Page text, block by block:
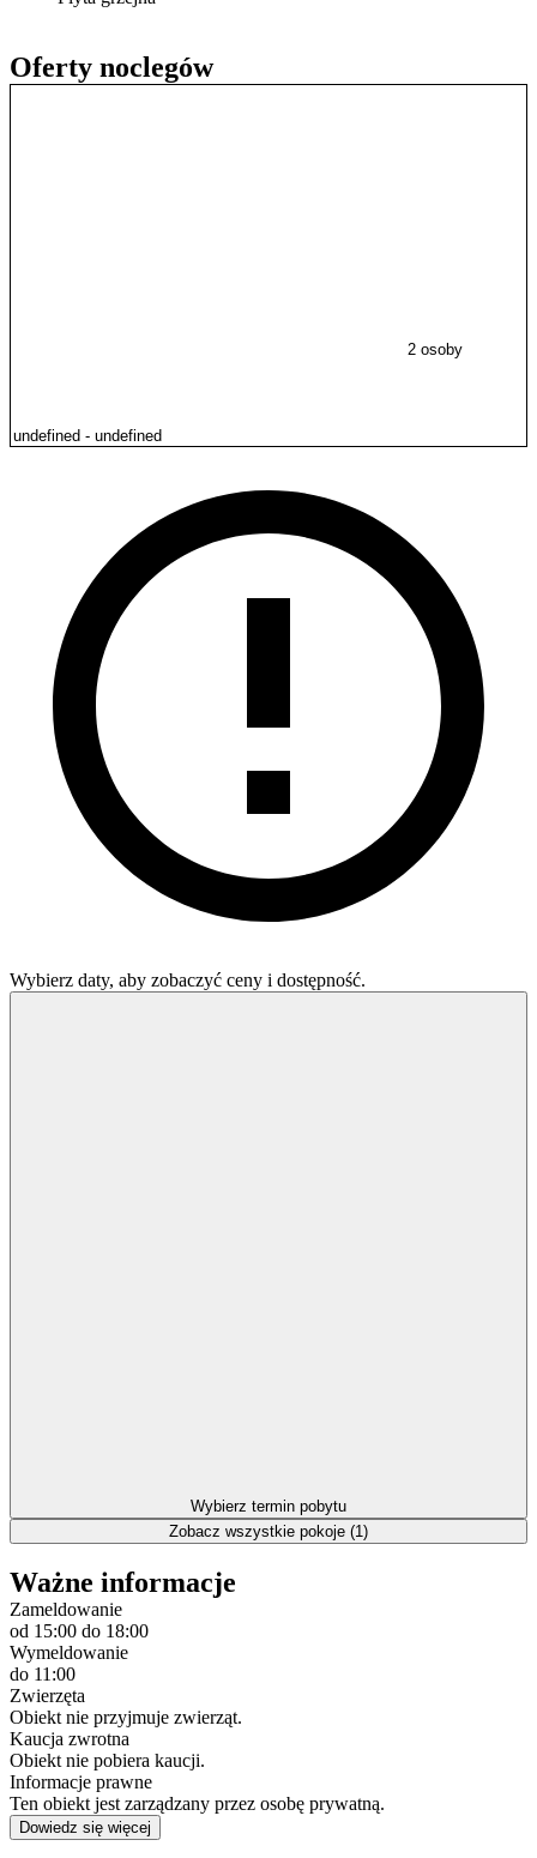
Oferty noclegów
2 osoby
Wybierz daty, aby zobaczyć ceny i dostępność.
Wybierz termin pobytu
Zobacz wszystkie pokoje (1)
Ważne informacje
Zameldowanie
od 15:00 do 18:00
Wymeldowanie
do 11:00
Zwierzęta
Obiekt nie przyjmuje zwierząt.
Kaucja zwrotna
Obiekt nie pobiera kaucji.
Informacje prawne
Ten obiekt jest zarządzany przez osobę prywatną.
Dowiedz się więcej